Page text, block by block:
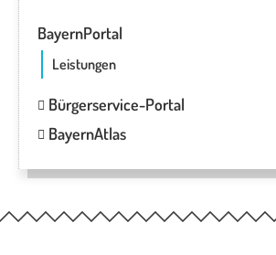
BayernPortal
Leistungen
Bürgerservice-Portal
BayernAtlas